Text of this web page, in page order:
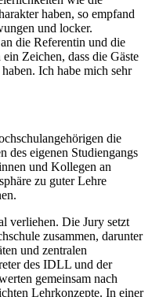
haben, so empfand
und locker.
die Referentin und die
Zeichen, dass die Gäste
Ich habe mich sehr
die
des eigenen Studiengangs
und Kollegen an
zu guter Lehre
verliehen. Die Jury setzt
zusammen, darunter
und zentralen
des IDLL und der
gemeinsam nach
Lehrkonzepte. In einer